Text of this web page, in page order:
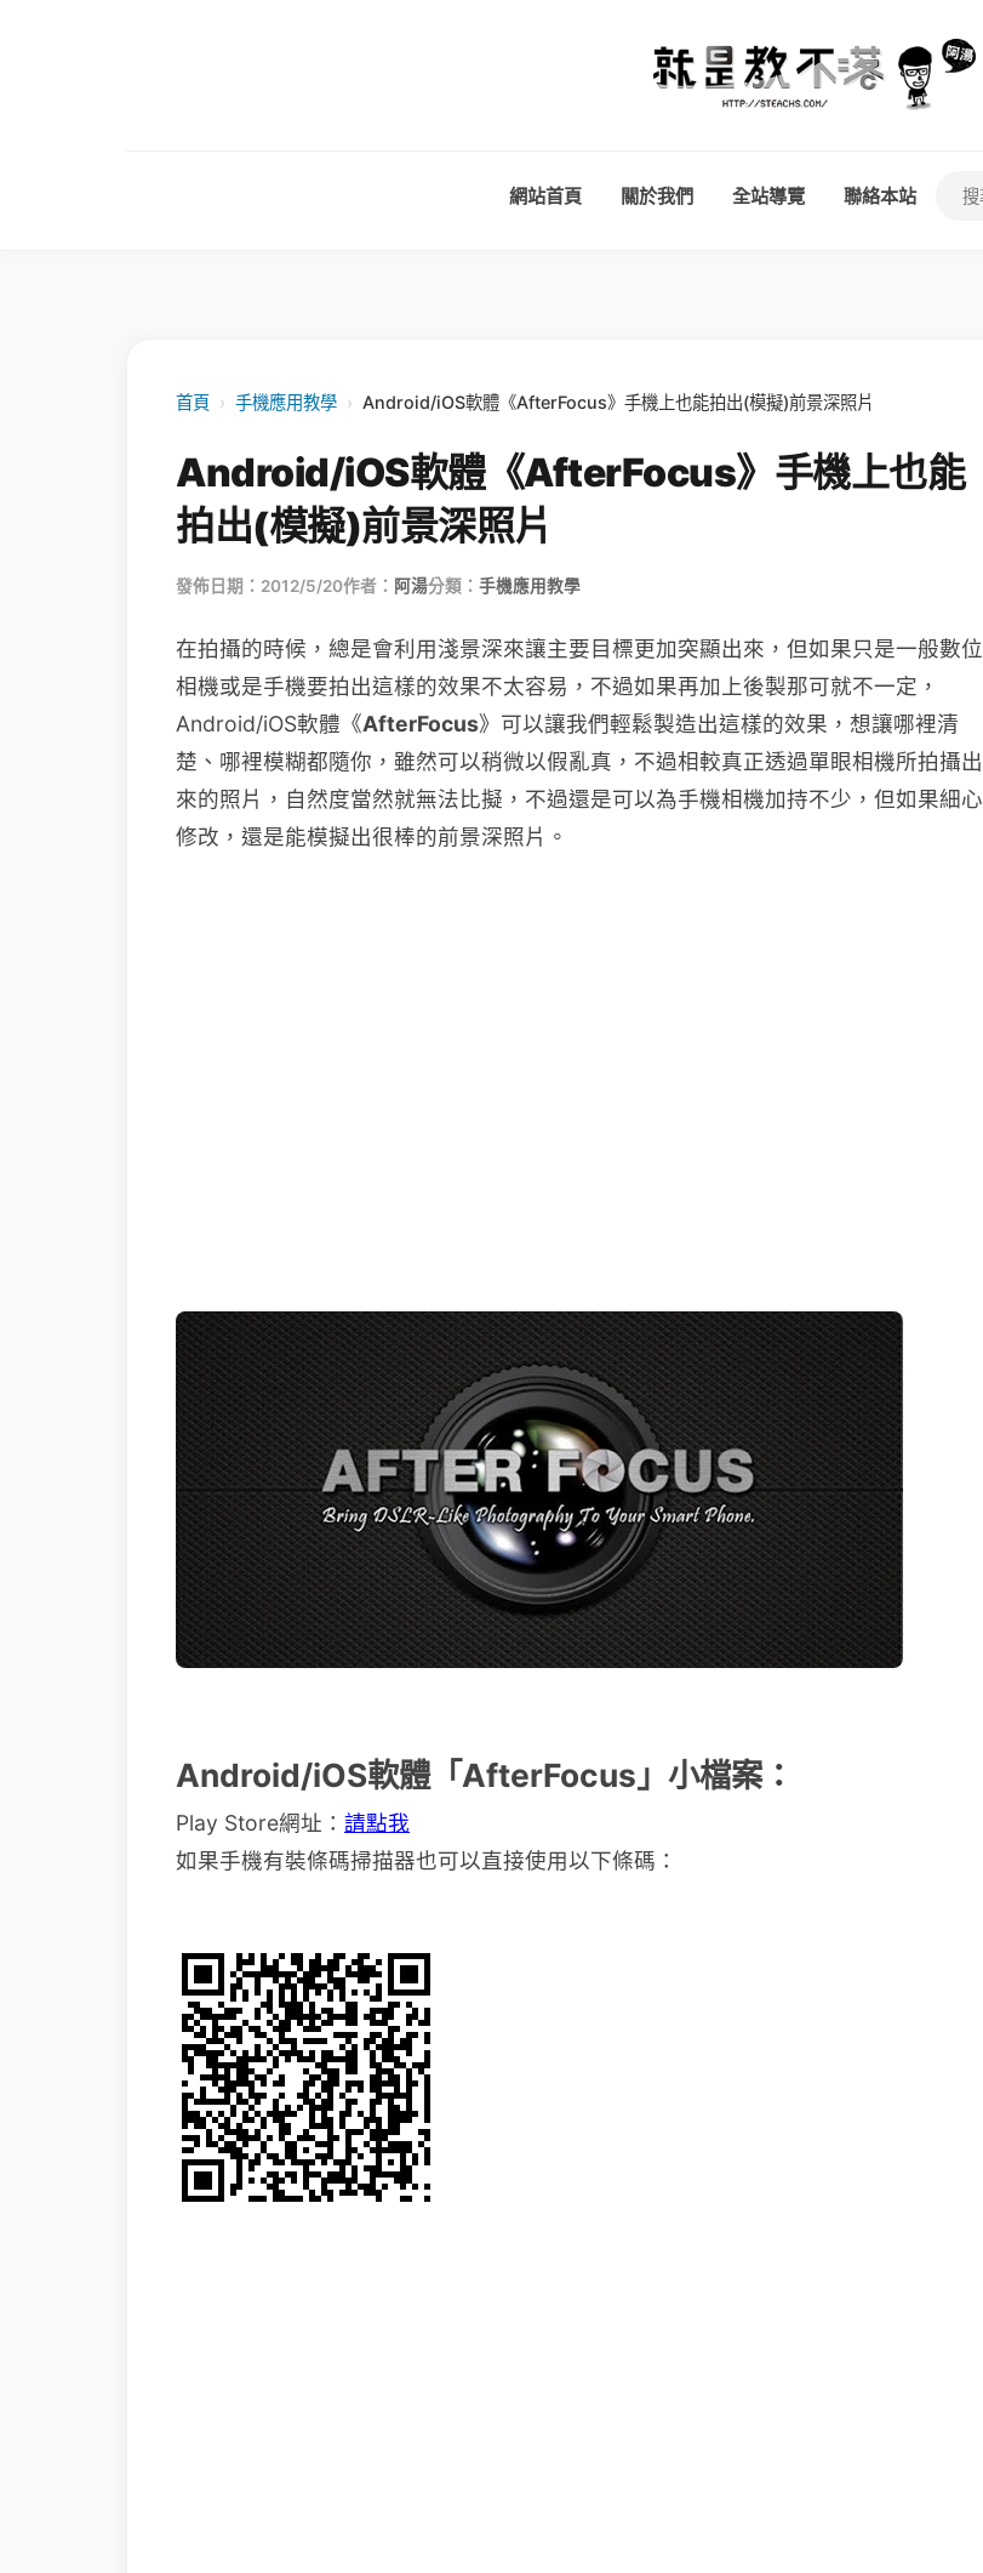
網站首頁 關於我們 全站導覽 聯絡本站
首頁 › 手機應用教學 › Android/iOS軟體《AfterFocus》手機上也能拍出(模擬)前景深照片
Android/iOS軟體《AfterFocus》手機上也能
拍出(模擬)前景深照片
發佈日期：2012/5/20作者： 阿湯分類： 手機應用教學
在拍攝的時候，總是會利用淺景深來讓主要目標更加突顯出來，但如果只是一般數位
相機或是手機要拍出這樣的效果不太容易，不過如果再加上後製那可就不一定，
Android/iOS軟體《AfterFocus》可以讓我們輕鬆製造出這樣的效果，想讓哪裡清
楚、哪裡模糊都隨你，雖然可以稍微以假亂真，不過相較真正透過單眼相機所拍攝出
來的照片，自然度當然就無法比擬，不過還是可以為手機相機加持不少，但如果細心
修改，還是能模擬出很棒的前景深照片。
Android/iOS軟體「AfterFocus」小檔案：
Play Store網址： 請點我
如果手機有裝條碼掃描器也可以直接使用以下條碼：